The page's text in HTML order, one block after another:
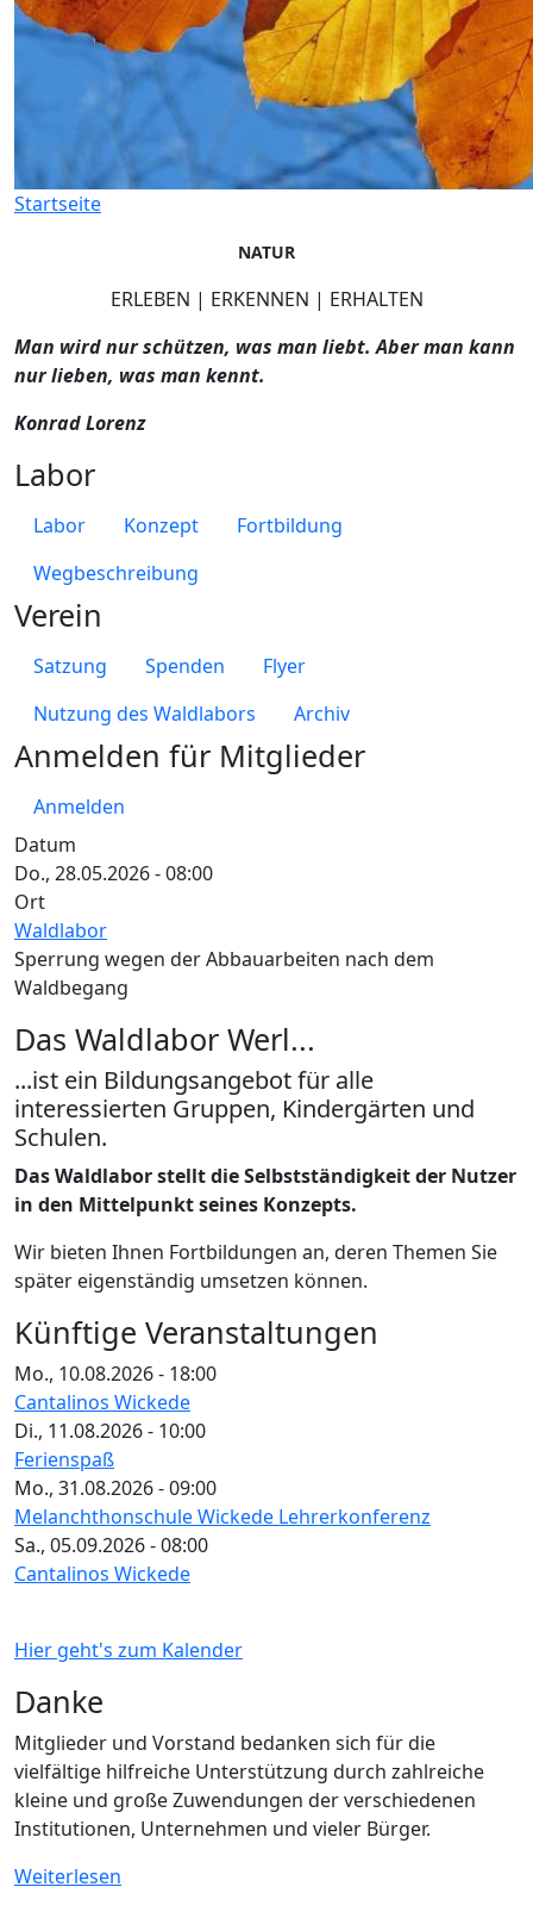
Startseite
Datum
Do., 28.05.2026 - 08:00
Ort
Waldlabor
Sperrung wegen der Abbauarbeiten nach dem
Waldbegang
NATUR
ERLEBEN | ERKENNEN | ERHALTEN
Man wird nur schützen, was man liebt. Aber man kann
nur lieben, was man kennt.
Konrad Lorenz
Labor
Labor Konzept
Fortbildung
Wegbeschreibung
Verein
Satzung Spenden
Flyer
Nutzung des Waldlabors
Archiv
Anmelden für Mitglieder
Anmelden
Das Waldlabor Werl...
...ist ein Bildungsangebot für alle
interessierten Gruppen, Kindergärten und
Schulen.
Das Waldlabor stellt die Selbstständigkeit der Nutzer
in den Mittelpunkt seines Konzepts.
Wir bieten Ihnen Fortbildungen an, deren Themen Sie
später eigenständig umsetzen können.
Künftige Veranstaltungen
Mo., 10.08.2026 - 18:00
Cantalinos Wickede
Di., 11.08.2026 - 10:00
Ferienspaß
Mo., 31.08.2026 - 09:00
Melanchthonschule Wickede Lehrerkonferenz
Sa., 05.09.2026 - 08:00
Cantalinos Wickede
Hier geht's zum Kalender
Danke
Mitglieder und Vorstand bedanken sich für die
vielfältige hilfreiche Unterstützung durch zahlreiche
kleine und große Zuwendungen der verschiedenen
Institutionen, Unternehmen und vieler Bürger.
Weiterlesen